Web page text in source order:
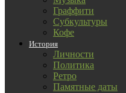
Граффити
Субкультуры
Кофе
История
Личности
Политика
Ретро
Памятные даты